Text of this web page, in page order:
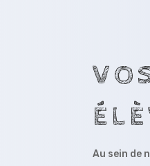
Au sein de